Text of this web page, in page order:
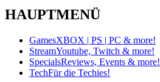
HAUPTMENÜ
GamesXBOX | PS | PC & more!
StreamYoutube, Twitch & more!
SpecialsReviews, Events & more!
TechFür die Techies!